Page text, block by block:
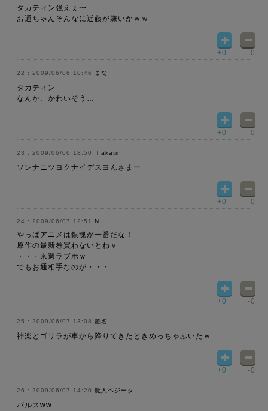
タカティン強えぇ〜
お通ちゃんそんなに近藤が嫌いかｗｗ
+0 -0
2009/06/06 10:46 まな
タカティン
なんか、かわいそう…
+0 -0
2009/06/06 18:50 Ｔakatin
ソンナニツヨクナイデスヨんさまー
+0 -0
2009/06/07 12:51 N
やっぱアニメは銀魂が一番だな！
原作の最新巻買わないとねｖ
・・・来週ラブホｗ
でもお通相手なのが・・・
+0 -0
2009/06/07 13:08 匿名
神楽とゴリラが車から降りてきたときめっちゃふいたｗ
+0 -0
2009/06/07 14:20 魔人ベジータ
バルスww